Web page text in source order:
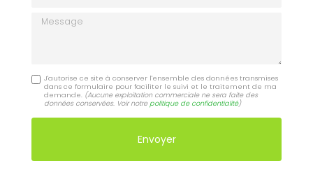
Message
J'autorise ce site à conserver l'ensemble des données transmises
dans ce formulaire pour faciliter le suivi et le traitement de ma
demande. (Aucune exploitation commerciale ne sera faite des
données conservées. Voir notrepolitique de confidentialité)